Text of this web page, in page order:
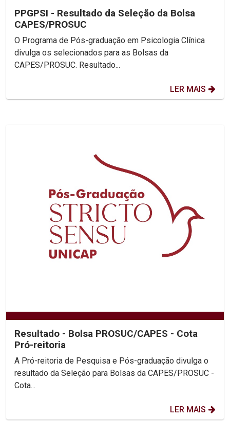
PPGPSI - Resultado da Seleção da Bolsa
CAPES/PROSUC
O Programa de Pós-graduação em Psicologia Clínica
divulga os selecionados para as Bolsas da
CAPES/PROSUC. Resultado...
LER MAIS
Resultado - Bolsa PROSUC/CAPES - Cota
Pró-reitoria
A Pró-reitoria de Pesquisa e Pós-graduação divulga o
resultado da Seleção para Bolsas da CAPES/PROSUC -
Cota...
LER MAIS